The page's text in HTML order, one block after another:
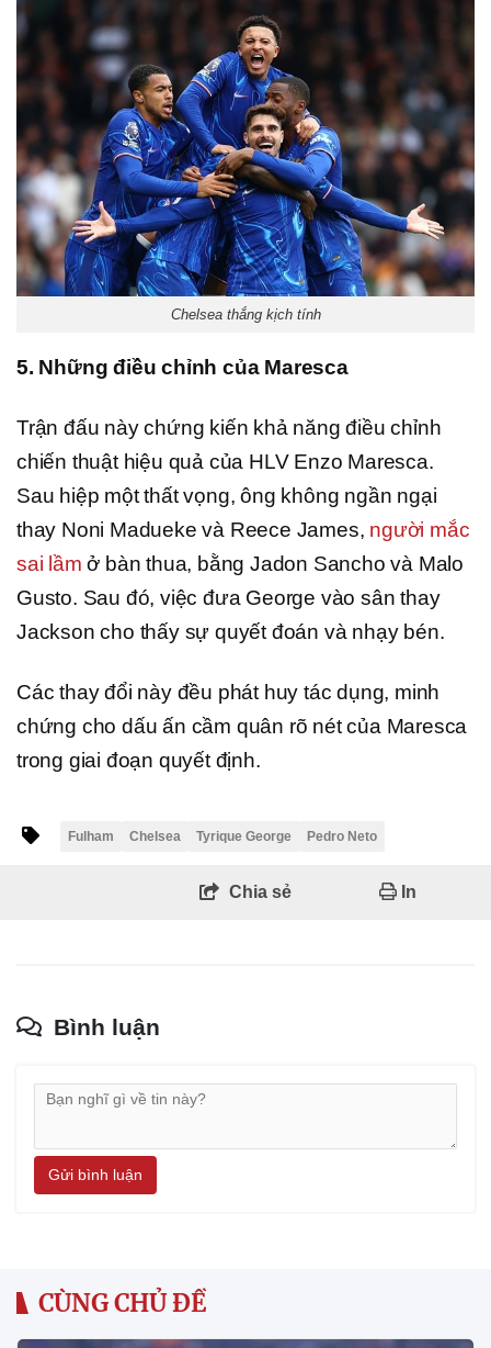
Chelsea thắng kịch tính
5. Những điều chỉnh của Maresca
Trận đấu này chứng kiến khả năng điều chỉnh
chiến thuật hiệu quả của HLV Enzo Maresca.
Sau hiệp một thất vọng, ông không ngần ngại
thay Noni Madueke và Reece James, người mắc
sai lầm ở bàn thua, bằng Jadon Sancho và Malo
Gusto. Sau đó, việc đưa George vào sân thay
Jackson cho thấy sự quyết đoán và nhạy bén.
Các thay đổi này đều phát huy tác dụng, minh
chứng cho dấu ấn cầm quân rõ nét của Maresca
trong giai đoạn quyết định.
Fulham Chelsea Tyrique George Pedro Neto
Chia sẻ In
Bình luận
Gửi bình luận
CÙNG CHỦ ĐỀ